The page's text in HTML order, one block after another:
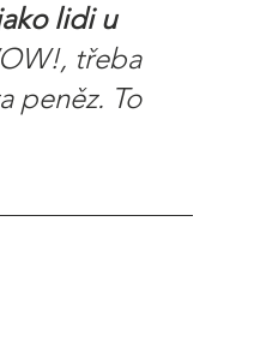
lidi u
třeba
peněz. To